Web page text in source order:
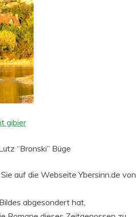
gibier
“Bronski” Büge
auf die Webseite Ybersinn.de von
abgesondert hat,